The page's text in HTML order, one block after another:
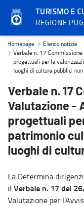
TURISMO E
REGIONE
Verbale n. 17
Homepage
Elenco notizie
Verbale n. 17
progettuali per la
luoghi di cultura pubblici
Verbale n. 17
Valutazione -
progettuali
patrimonio
luoghi di
La Determina
il Verbale n. 17 del
Valutazione per